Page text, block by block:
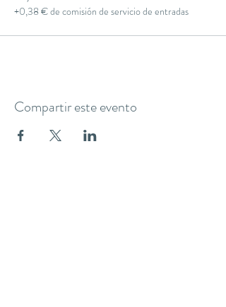
+0,38 € de comisión de servicio de entradas
Compartir este evento